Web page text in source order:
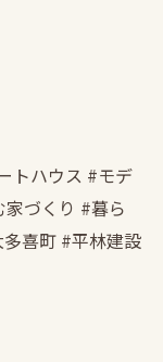
トハウス #モデ
づくり #暮ら
喜町 #平林建設